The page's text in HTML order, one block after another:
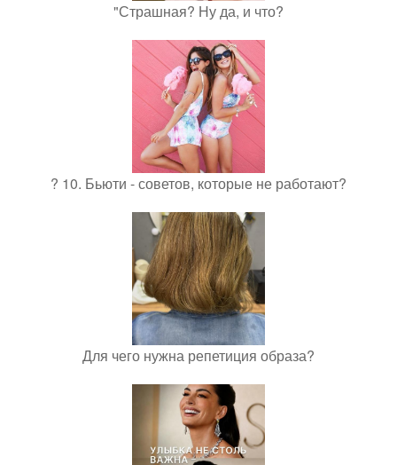
"Страшная? Ну да, и что?
? 10. Бьюти - советов, которые не работают?
Для чего нужна репетиция образа?